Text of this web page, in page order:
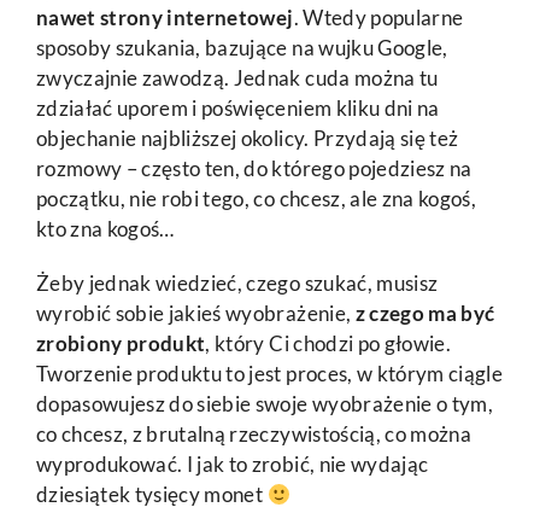
nawet strony internetowej. Wtedy popularne
sposoby szukania, bazujące na wujku Google,
zwyczajnie zawodzą. Jednak cuda można tu
zdziałać uporem i poświęceniem kliku dni na
objechanie najbliższej okolicy. Przydają się też
rozmowy – często ten, do którego pojedziesz na
początku, nie robi tego, co chcesz, ale zna kogoś,
kto zna kogoś…
Żeby jednak wiedzieć, czego szukać, musisz
wyrobić sobie jakieś wyobrażenie, z czego ma być
zrobiony produkt, który Ci chodzi po głowie.
Tworzenie produktu to jest proces, w którym ciągle
dopasowujesz do siebie swoje wyobrażenie o tym,
co chcesz, z brutalną rzeczywistością, co można
wyprodukować. I jak to zrobić, nie wydając
dziesiątek tysięcy monet